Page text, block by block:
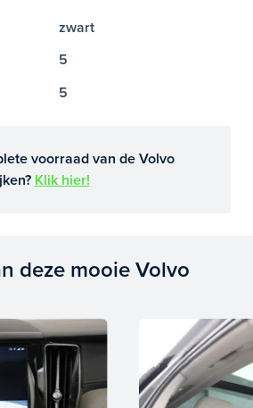
zwart
5
5
voorraad van de Volvo
Klik hier!
deze mooie Volvo